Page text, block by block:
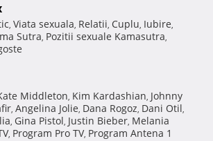
, Viata sexuala, Relatii, Cuplu, Iubire,
Sutra, Pozitii sexuale Kamasutra,
Middleton, Kim Kardashian, Johnny
, Angelina Jolie, Dana Rogoz, Dani Otil,
, Gina Pistol, Justin Bieber, Melania
, Program Pro TV, Program Antena 1